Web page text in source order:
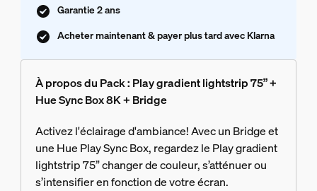
Garantie 2 ans
Acheter maintenant & payer plus tard avec Klarna
À propos du Pack : Play gradient lightstrip 75” +
Hue Sync Box 8K + Bridge
Activez l'éclairage d'ambiance! Avec un Bridge et
une Hue Play Sync Box, regardez le Play gradient
lightstrip 75” changer de couleur, s’atténuer ou
s’intensifier en fonction de votre écran.